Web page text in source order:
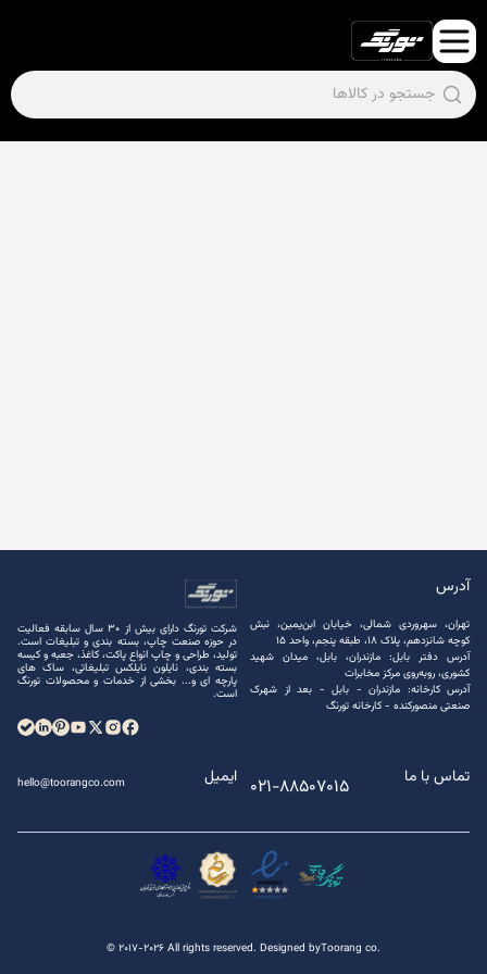
آدرس
تهران، سهروردی شمالی، خیابان ابن‌یمین، نبش
کوچه شانزدهم، پلاک ۱۸، طبقه پنجم، واحد ۱۵
آدرس دفتر بابل: مازندران، بابل، میدان شهید
کشوری، روبه‌روی مرکز مخابرات
آدرس کارخانه: مازندران - بابل - بعد از شهرک
صنعتی منصور‌کنده - کارخانه تورنگ
شرکت تورنگ دارای بیش از 30 سال سابقه فعالیت
در حوزه صنعت چاپ، بسته ‌بندی و تبلیغات است.
تولید، طراحی و چاپ انواع پاکت، کاغذ، جعبه و کیسه
بسته ‌بندی، نایلون نایلکس تبلیغاتی، ساک های
پارچه ‌ای و... بخشی از خدمات و محصولات تورنگ
است.
تماس با ما 021-88507015 ایمیل hello@toorangco.com
© 2017-2026 All rights reserved. Designed byToorang co.